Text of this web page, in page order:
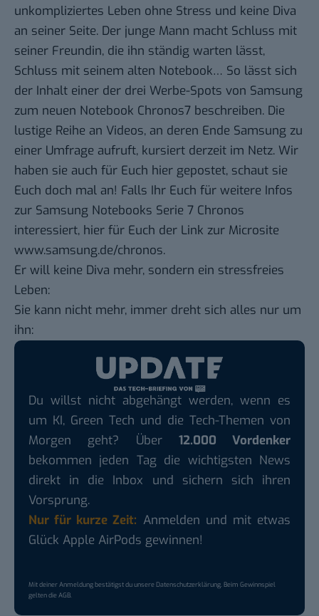
unkompliziertes Leben ohne Stress und keine Diva
an seiner Seite. Der junge Mann macht Schluss mit
seiner Freundin, die ihn ständig warten lässt,
Schluss mit seinem alten Notebook… So lässt sich
der Inhalt einer der drei Werbe-Spots von Samsung
zum neuen Notebook Chronos7 beschreiben. Die
lustige Reihe an Videos, an deren Ende Samsung zu
einer Umfrage aufruft, kursiert derzeit im Netz. Wir
haben sie auch für Euch hier gepostet, schaut sie
Euch doch mal an! Falls Ihr Euch für weitere Infos
zur Samsung Notebooks Serie 7 Chronos
interessiert, hier für Euch der Link zur Microsite
www.samsung.de/chronos.
Er will keine Diva mehr, sondern ein stressfreies
Leben:
Sie kann nicht mehr, immer dreht sich alles nur um
ihn:
Du willst nicht abgehängt werden, wenn es
um KI, Green Tech und die Tech-Themen von
Morgen geht? Über 12.000 Vordenker
bekommen jeden Tag die wichtigsten News
direkt in die Inbox und sichern sich ihren
Vorsprung.
Nur für kurze Zeit: Anmelden und mit etwas
Glück Apple AirPods gewinnen!
Mit deiner Anmeldung bestätigst du unsere Datenschutzerklärung. Beim Gewinnspiel
gelten dieAGB.